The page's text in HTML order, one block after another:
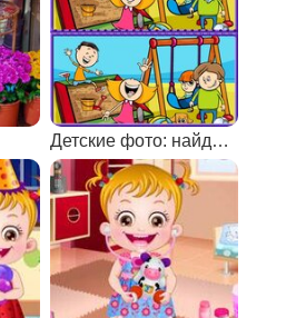
Детские фото: найди отличия